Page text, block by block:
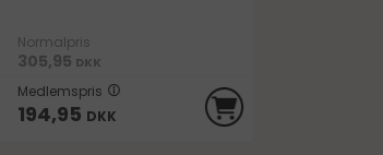
Normalpris
305,95 DKK
Medlemspris
194,95 DKK